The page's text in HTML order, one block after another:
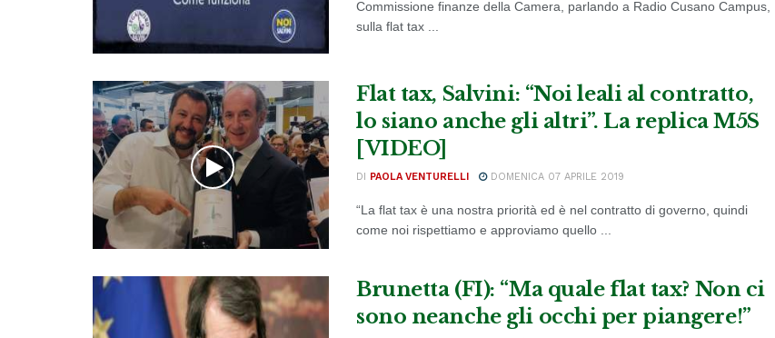
Commissione finanze della Camera, parlando a Radio Cusano Campus,
sulla flat tax ...
Flat tax, Salvini: “Noi leali al contratto,
lo siano anche gli altri”. La replica M5S
[VIDEO]
DI PAOLA VENTURELLI DOMENICA 07 APRILE 2019
“La flat tax è una nostra priorità ed è nel contratto di governo, quindi
come noi rispettiamo e approviamo quello ...
Brunetta (FI): “Ma quale flat tax? Non ci
sono neanche gli occhi per piangere!”